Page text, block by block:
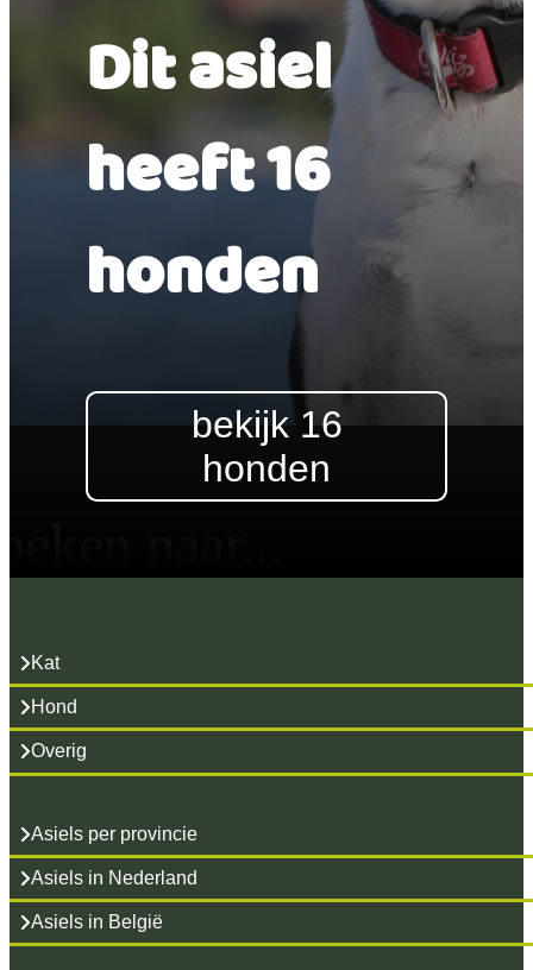
Dit asiel
heeft 16
honden
bekijk 16
honden
Kat
Hond
Overig
Asiels per provincie
Asiels in Nederland
Asiels in België